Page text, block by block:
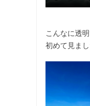
こんなに透
初めて見まし